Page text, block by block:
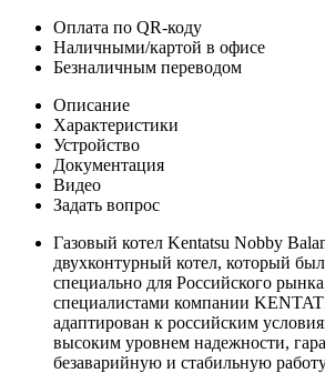
Оплата по QR-коду
Наличными/картой в офисе
Безналичным переводом
Описание
Характеристики
Устройство
Документация
Видео
Задать вопрос
Газовый котел Kentatsu Nobby
двухконтурный котел, который был
специально для Российского
специалистами компании
адаптирован к российским
высоким уровнем надежности,
безаварийную и стабильную